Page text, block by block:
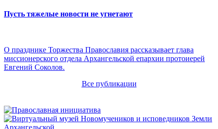
Пусть тяжелые новости не угнетают
О празднике Торжества Православия рассказывает глава
миссионерского отдела Архангельской епархии протоиерей
Евгений Соколов.
Все публикации